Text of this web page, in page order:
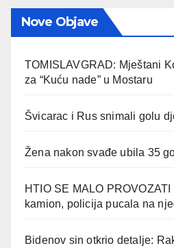
Nove Objave
TOMISLAVGRAD: Mještani
za “Kuću nade” u Mostaru
Švicarac i Rus snimali golu
Žena nakon svađe ubila 35
HTIO SE MALO
kamion, policija pucala na
Bidenov sin otkrio detalje: